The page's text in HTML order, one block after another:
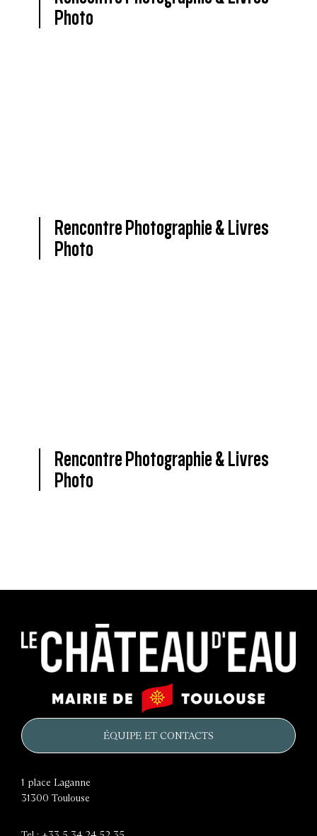
Photo
Rencontre Photographie & Livres
Photo
Rencontre Photographie & Livres
Photo
château
d'eau
Mairie
de
ÉQUIPE ET CONTACTS
1 place Laganne
31300 Toulouse